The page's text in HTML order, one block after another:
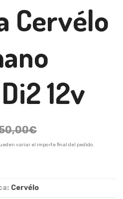
Cervélo
12v
€
variar el importe final del pedido.
Cervélo